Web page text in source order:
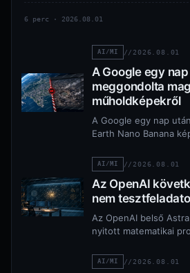
6 perc · 2026.08.01
AI/MI // 2026.08.01
A Google egy
meggondolta
műholdképekről
A Google egy nap
Earth Nano Banana
könnyen félreérthető,
AI/MI // 2026.08.01
Az OpenAI
nem
Az OpenAI belső
nyitott matematikai
tanúsítványaik
AI/MI // 2026.08.01